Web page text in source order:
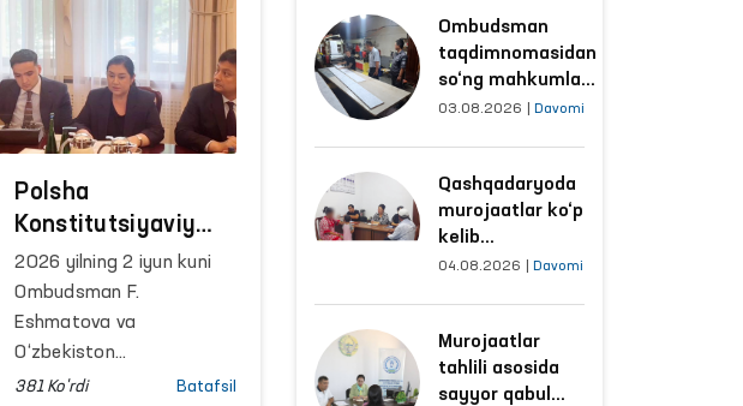
tumani IIB Vaqtincha
saqlash hibsxonasi va
shu tumandagi Erkaklar
muruvvat uyi hamda
Respublika
salomatlik ilmiy-amaliy
tibbiyot markazining
psixiatriya xizmati
bo‘yicha Buxoro viloyat
filialiga monitoring
tashriflari amalga
Polsha
Konstitutsiyaviy
tribunali va Polsha
Ombudsman
instituti vakillari
bilan muloqot
2026 yilning 2 iyun kuni
Ombudsman F.
Eshmatova va
O‘zbekiston
Respublikasining Polsha
381 Ko'rdi Batafsil
o‘rganildi
Ombudsman
taqdimnomasidan
so‘ng mahkumlar
mehnat
sharoitlar
yaxshilandi
03.08.2026 Davomi
Qashqadaryoda
murojaatlar ko‘p
kelib
tushayotgan
yo‘lga qo‘yildi
04.08.2026 Davomi
Murojaatlar
tahlili asosida
sayyor qabul